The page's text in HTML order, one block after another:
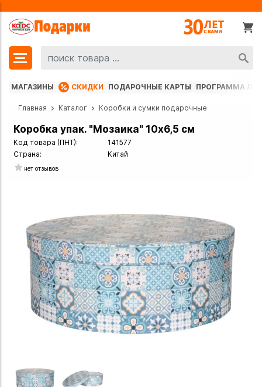
МАГАЗИНЫ СКИДКИ ПОДАРОЧНЫЕ КАРТЫ ПРОГРАММА
Главная Каталог Коробки и сумки подарочные
Коробка упак. "Мозаика" 10х6,5 см
Код товара (ПНТ):
141577
Страна:
Китай
нет отзывов